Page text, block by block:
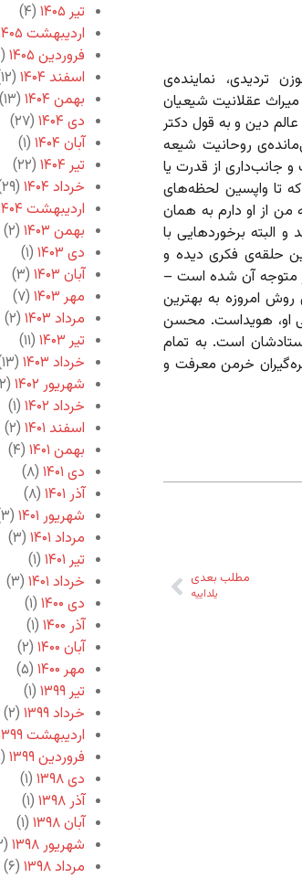
تردیدی، نماینده‌ی
عقلانیت شیعیان
دین و به قول دکتر
روحانیت شیعه
و جانب‌داری از قدرت یا
تا واپسین لحظه‌های
از او دارم به همان
البته برخوردهایی با
حلقه‌ی فکری دیده و
متوجه آن شده است –
امروزه به بهترین
او، هویداست. محسن
است. به تمام
خرمن معرفت و
مطلب بعدی
یلداییه
تیر ۱۴۰۵
(۴)
اردیبهشت ۱۴۰۵
فروردین ۱۴۰۵
(۵)
اسفند ۱۴۰۴
(۱۲)
بهمن ۱۴۰۴
(۱۳)
دی ۱۴۰۴
(۲۷)
آبان ۱۴۰۴
(۱)
تیر ۱۴۰۴
(۲۲)
خرداد ۱۴۰۴
(۲۹)
اردیبهشت ۱۴۰۴
بهمن ۱۴۰۳
(۲)
دی ۱۴۰۳
(۱)
آبان ۱۴۰۳
(۳)
مهر ۱۴۰۳
(۷)
مرداد ۱۴۰۳
(۲)
تیر ۱۴۰۳
(۱۱)
خرداد ۱۴۰۳
(۱۳)
شهریور ۱۴۰۲
(۲)
خرداد ۱۴۰۲
(۱)
اسفند ۱۴۰۱
(۲)
بهمن ۱۴۰۱
(۴)
دی ۱۴۰۱
(۸)
آذر ۱۴۰۱
(۸)
شهریور ۱۴۰۱
(۳)
مرداد ۱۴۰۱
(۳)
تیر ۱۴۰۱
(۱)
خرداد ۱۴۰۱
(۳)
دی ۱۴۰۰
(۱)
آذر ۱۴۰۰
(۱)
آبان ۱۴۰۰
(۲)
مهر ۱۴۰۰
(۵)
تیر ۱۳۹۹
(۱)
خرداد ۱۳۹۹
(۲)
اردیبهشت ۱۳۹۹
فروردین ۱۳۹۹
(۱)
دی ۱۳۹۸
(۱)
آذر ۱۳۹۸
(۱)
آبان ۱۳۹۸
(۱)
شهریور ۱۳۹۸
(۲)
مرداد ۱۳۹۸
(۶)